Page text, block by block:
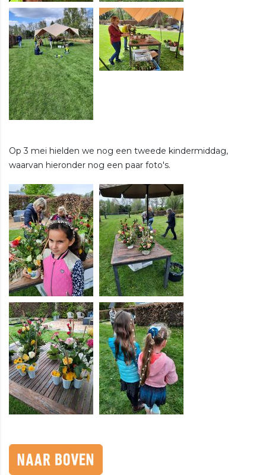
Op 3 mei hielden we nog een tweede kindermiddag,
waarvan hieronder nog een paar foto's.